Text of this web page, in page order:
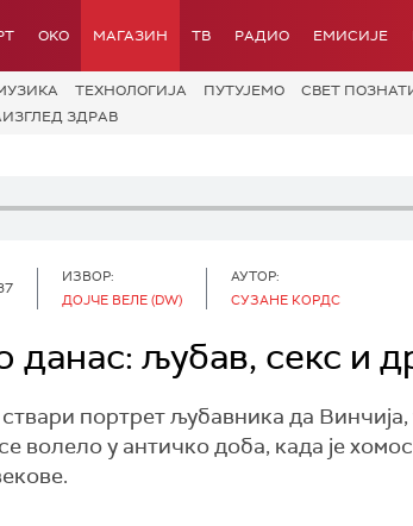
OKO МАГАЗИН ТВ РАДИО ЕМИСИЈЕ
ТЕХНОЛОГИЈA ПУТУЈЕМО СВЕТ
ЗДРАВ
ИЗВОР:
ДОЈЧЕ ВЕЛЕ (DW)
АУТОР:
СУЗАНЕ КОРДС
љубав, секс и
портрет љубавника да
волело у античко доба, када је